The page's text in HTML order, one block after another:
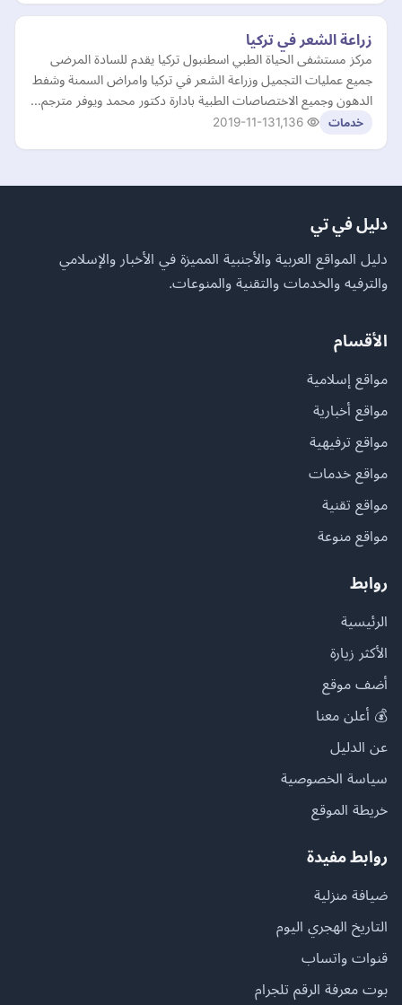
زراعة الشعر في تركيا
مركز مستشفى الحياة الطبي اسطنبول تركيا يقدم للسادة المرضى
جميع عمليات التجميل وزراعة الشعر في تركيا وامراض السمنة وشفط
الدهون وجميع الاختصاصات الطبية بادارة دكتور محمد ويوفر مترجم…
خدمات 2019-11-13
دليل في تي
دليل المواقع العربية والأجنبية المميزة في الأخبار والإسلامي
والترفيه والخدمات والتقنية والمنوعات.
الأقسام
مواقع إسلامية
مواقع أخبارية
مواقع ترفيهية
مواقع خدمات
مواقع تقنية
مواقع منوعة
روابط
الرئيسية
الأكثر زيارة
أضف موقع
💰 أعلن معنا
عن الدليل
سياسة الخصوصية
خريطة الموقع
روابط مفيدة
ضيافة منزلية
التاريخ الهجري اليوم
قنوات واتساب
بوت معرفة الرقم تلجرام